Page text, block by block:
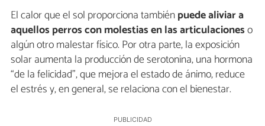
El calor que el sol proporciona tambiénpuede aliviar a
aquellos perros con molestias en las articulacioneso
algún otro malestar físico. Por otra parte, la exposición
solar aumenta la producción de serotonina, una hormona
“de la felicidad”, que mejora el estado de ánimo, reduce
el estrés y, en general, se relaciona con el bienestar.